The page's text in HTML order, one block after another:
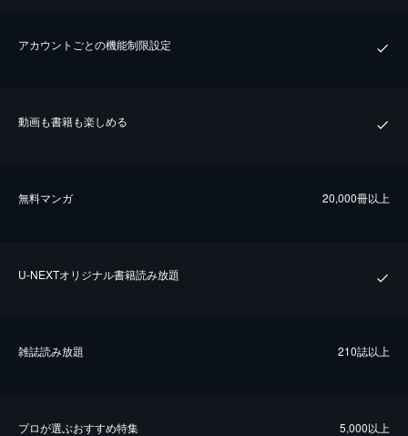
アカウントごとの機能制限設定
動画も書籍も楽しめる
無料マンガ 20,000冊以上
U-NEXTオリジナル書籍読み放題
雑誌読み放題 210誌以上
プロが選ぶおすすめ特集 5,000以上